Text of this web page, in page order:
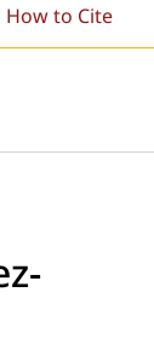
How to Cite